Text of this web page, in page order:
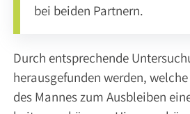
DR.
DR.
MED.
MARK
GOEPEL
bei beiden Partnern.
Durch entsprechende
herausgefunden werden,
des Mannes zum Ausbleiben